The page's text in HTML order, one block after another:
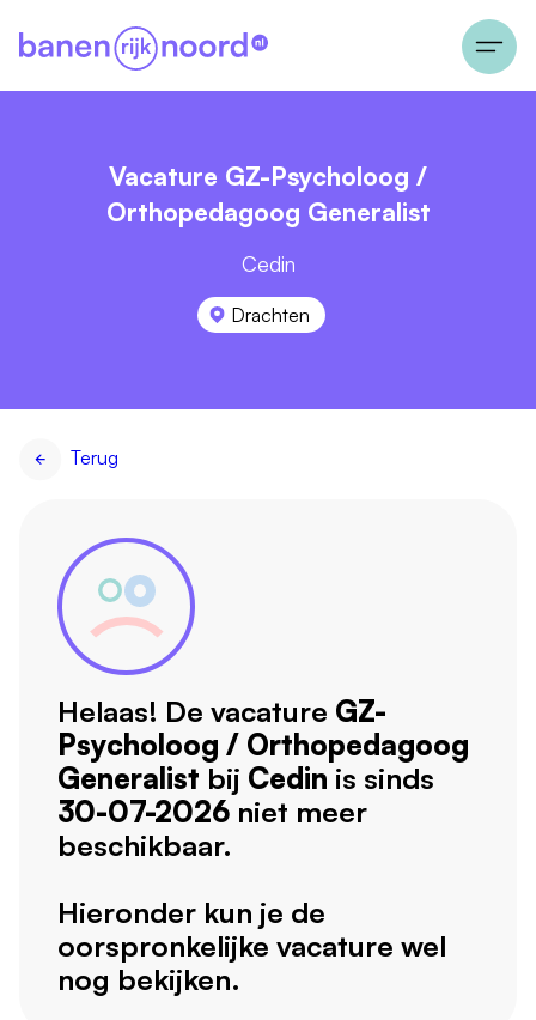
Vacature GZ-Psycholoog /
Orthopedagoog Generalist
Cedin
Drachten
Terug
Helaas! De vacature GZ-
Psycholoog / Orthopedagoog
Generalist bij Cedin is sinds
30-07-2026 niet meer
beschikbaar.
Hieronder kun je de
oorspronkelijke vacature wel
nog bekijken.